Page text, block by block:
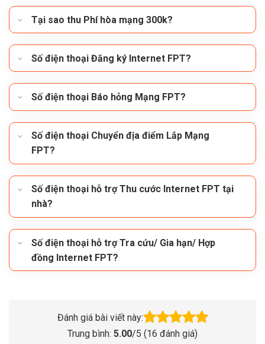
Tại sao thu Phí hòa mạng 300k?
Số điện thoại Đăng ký Internet FPT?
Số điện thoại Báo hỏng Mạng FPT?
Số điện thoại Chuyển địa điểm Lắp Mạng
FPT?
Số điện thoại hỗ trợ Thu cước Internet FPT tại
nhà?
Số điện thoại hỗ trợ Tra cứu/ Gia hạn/ Hợp
đồng Internet FPT?
Đánh giá bài viết này:
Trung bình: 5.00/5 (16 đánh giá)